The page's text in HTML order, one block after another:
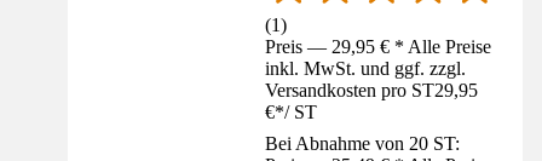
(1)
Preis — 29,95 € * Alle Preise
inkl. MwSt. und ggf. zzgl.
Versandkosten pro ST29,95
€*/ ST
Bei Abnahme von 20 ST: